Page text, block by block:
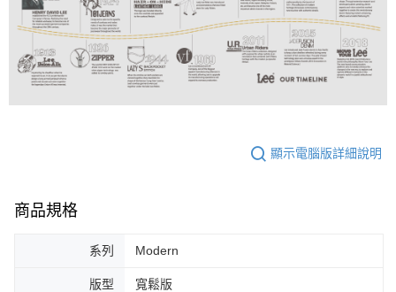
顯示電腦版詳細說明
商品規格
系列 Modern
版型 寬鬆版